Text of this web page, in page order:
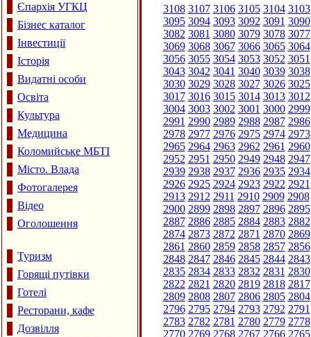
Єпархія УГКЦ
Бізнес каталог
Інвестиції
Історія
Видатні особи
Освіта
Культура
Медицина
Коломийське МБТІ
Місто. Влада
Фотогалерея
Відео
Оголошення
Туризм
Горящі путівки
Готелі
Ресторани, кафе
Дозвілля
3108 3107 3106 3105 3104 3103
3095 3094 3093 3092 3091 3090
3082 3081 3080 3079 3078 3077
3069 3068 3067 3066 3065 3064
3056 3055 3054 3053 3052 3051
3043 3042 3041 3040 3039 3038
3030 3029 3028 3027 3026 3025
3017 3016 3015 3014 3013 3012
3004 3003 3002 3001 3000 2999
2991 2990 2989 2988 2987 2986
2978 2977 2976 2975 2974 2973
2965 2964 2963 2962 2961 2960
2952 2951 2950 2949 2948 2947
2939 2938 2937 2936 2935 2934
2926 2925 2924 2923 2922 2921
2913 2912 2911 2910 2909 2908
2900 2899 2898 2897 2896 2895
2887 2886 2885 2884 2883 2882
2874 2873 2872 2871 2870 2869
2861 2860 2859 2858 2857 2856
2848 2847 2846 2845 2844 2843
2835 2834 2833 2832 2831 2830
2822 2821 2820 2819 2818 2817
2809 2808 2807 2806 2805 2804
2796 2795 2794 2793 2792 2791
2783 2782 2781 2780 2779 2778
2770 2769 2768 2767 2766 2765